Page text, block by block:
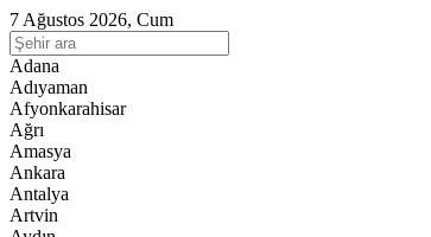
7 Ağustos 2026, Cum
Adana
Adıyaman
Afyonkarahisar
Ağrı
Amasya
Ankara
Antalya
Artvin